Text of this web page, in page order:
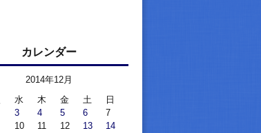
カレンダー
2014年12月
水 木 金 土 日
3 4 5 6
7
10 11 12 13
14